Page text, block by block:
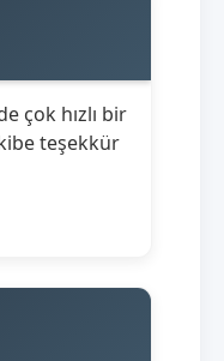
çok hızlı bir
teşekkür